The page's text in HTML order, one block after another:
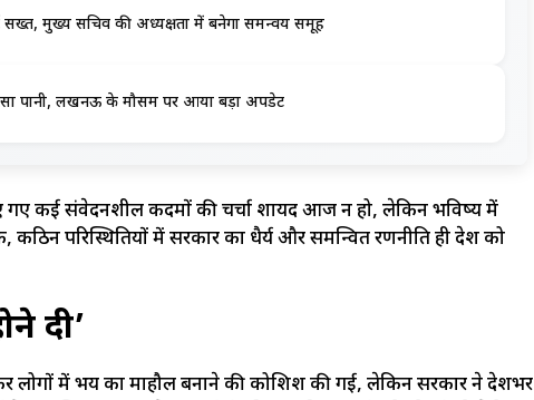
सख्त, मुख्य सचिव की अध्यक्षता में बनेगा समन्वय समूह
पानी, लखनऊ के मौसम पर आया बड़ा अपडेट
गए कई संवेदनशील कदमों की चर्चा शायद आज न हो, लेकिन भविष्य में
कठिन परिस्थितियों में सरकार का धैर्य और समन्वित रणनीति ही देश को
दी’
लोगों में भय का माहौल बनाने की कोशिश की गई, लेकिन सरकार ने देशभर